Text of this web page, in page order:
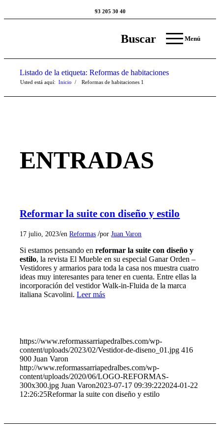
93 205 30 40
Buscar Menú
Listado de la etiqueta: Reformas de habitaciones
Usted está aquí: Inicio 1
/ Reformas de habitaciones
ENTRADAS
Reformar la suite con diseño y estilo
17 julio, 2023/enReformas /porJuan Varon
Si estamos pensando enreformar la suite con diseño y
estilo, la revista El Mueble en su especial Ganar Orden –
Vestidores y armarios para toda la casa nos muestra cuatro
ideas muy interesantes para tener en cuenta. Entre ellas la
incorporación del vestidor Walk-in-Fluida de la marca
italiana Scavolini.Leer más
https://www.reformassarriapedralbes.com/wp-
content/uploads/2023/02/Vestidor-de-diseno_01.jpg 416
900 Juan Varon
http://www.reformassarriapedralbes.com/wp-
content/uploads/2020/06/LOGO-REFORMAS-
300x300.jpg Juan Varon2023-07-17 09:39:222024-01-22
12:26:25Reformar la suite con diseño y estilo